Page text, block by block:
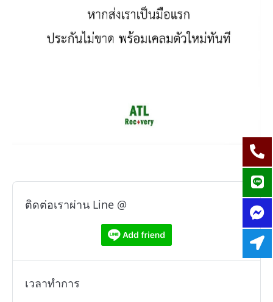
ติดต่อเราผ่าน Line @
เวลาทำการ